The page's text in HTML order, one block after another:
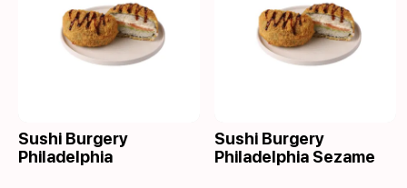
Sushi Burgery
Philadelphia
Sushi Burgery
Philadelphia Sezame